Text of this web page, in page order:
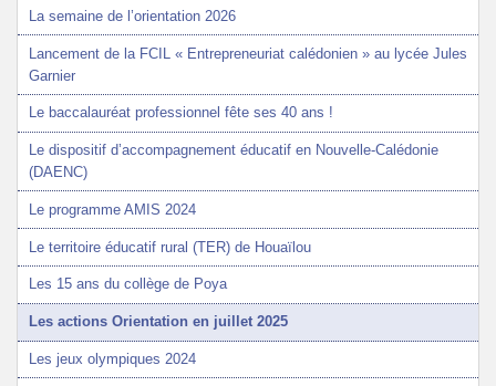
La semaine de l’orientation 2026
Lancement de la FCIL « Entrepreneuriat calédonien » au lycée Jules
Garnier
Le baccalauréat professionnel fête ses 40 ans !
Le dispositif d’accompagnement éducatif en Nouvelle-Calédonie
(DAENC)
Le programme AMIS 2024
Le territoire éducatif rural (TER) de Houaïlou
Les 15 ans du collège de Poya
Les actions Orientation en juillet 2025
Les jeux olympiques 2024